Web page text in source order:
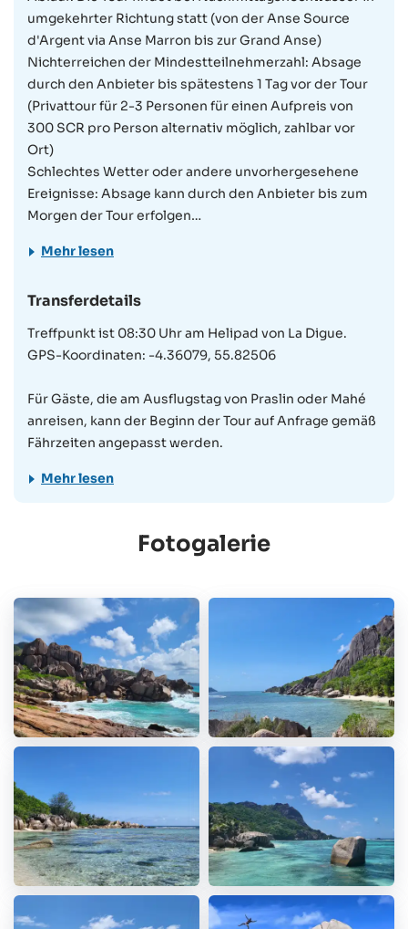
näher bringen.
umgekehrter Richtung statt (von der Anse Source
d'Argent via Anse Marron bis zur Grand Anse)
Nichterreichen der Mindestteilnehmerzahl: Absage
durch den Anbieter bis spätestens 1 Tag vor der Tour
(Privattour für 2-3 Personen für einen Aufpreis von
300 SCR pro Person alternativ möglich, zahlbar vor
Ort)
Schlechtes Wetter oder andere unvorhergesehene
Ereignisse: Absage kann durch den Anbieter bis zum
Morgen der Tour erfolgen
2. Preis & Zahlung
Jahre) für 2-3 Teilnehmer, Startzeit 08:45 Uhr
3. Teilnehmer & Alter
Maximales Alter für die Teilnahme an der Tour: 60
Jahre
Voraussetzungen für die Teilnahme: Körperliche
Trittsicherheit beim Klettern über Granitfelsen,
Höhenangst oder eingeschränkter Mobilität
4. Leistungen
Inklusive: geführte Wanderung, Obstteller
Nicht inklusive: Eintritt in den L'Union Estate Park (ca.
150 SCR pro Person)
5. Kleidung & Ausrüstung
Erforderlich: Angemessenes, festes Schuhwerk
(Turnschuhe und Aquaschuhe), da die Strecke über
unwegsames Gelände und teilweise durch Wasser
führt
Empfohlen: Mindestens 2 Liter Wasser pro Person,
Langarmshirt, Hut, Badebekleidung inkl. Handtuch,
wasserfeste Tasche für das Smartphone
Mehr lesen
Transferdetails
Treffpunkt ist 08:30 Uhr am Helipad von La Digue.
GPS-Koordinaten: -4.36079, 55.82506
Für Gäste, die am Ausflugstag von Praslin oder Mahé
anreisen, kann der Beginn der Tour auf Anfrage gemäß
Fährzeiten angepasst werden.
Mehr lesen
Fotogalerie